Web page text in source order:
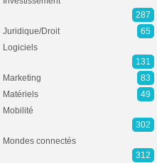
287
Juridique/Droit
65
Logiciels
131
Marketing
83
Matériels
49
Mobilité
302
Mondes connectés
312